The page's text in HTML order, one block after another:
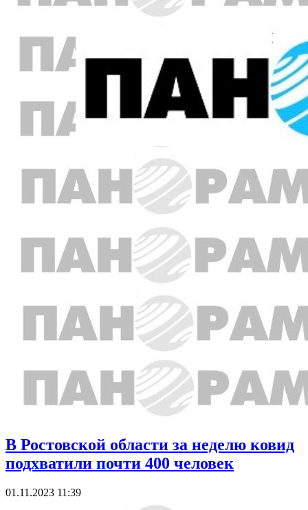
В Ростовской области за неделю ковид
подхватили почти 400 человек
01.11.2023 11:39